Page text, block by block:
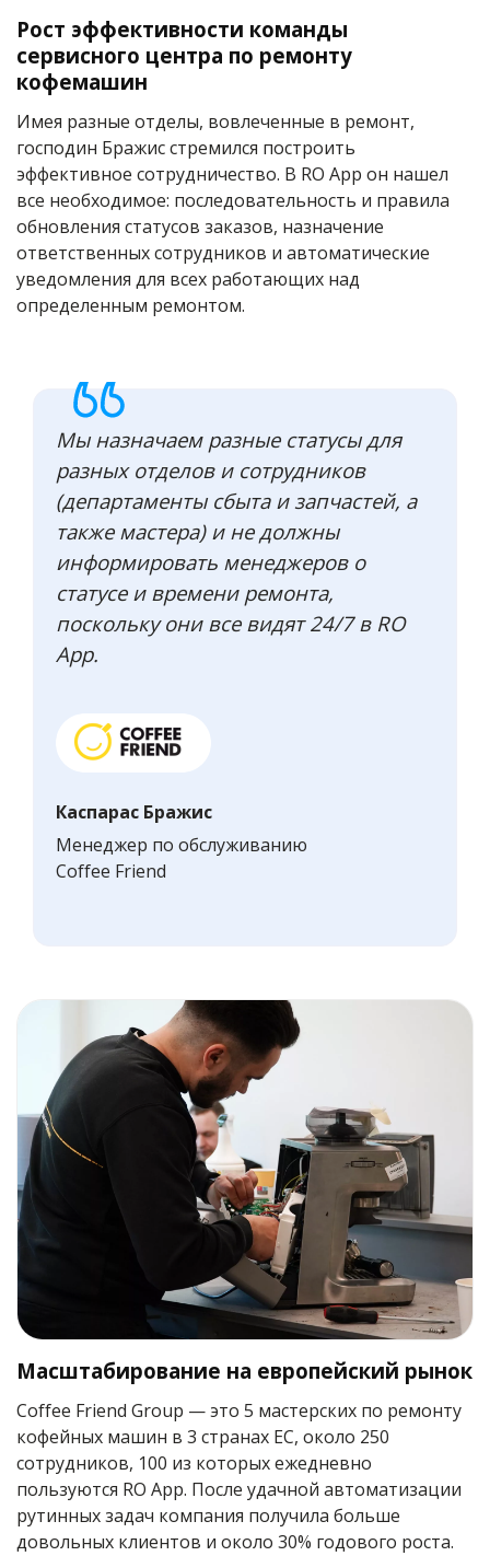
Рост эффективности команды
сервисного центра по ремонту
кофемашин
Имея разные отделы, вовлеченные в ремонт,
господин Бражис стремился построить
эффективное сотрудничество. В RO App он нашел
все необходимое: последовательность и правила
обновления статусов заказов, назначение
ответственных сотрудников и автоматические
уведомления для всех работающих над
определенным ремонтом.
Мы назначаем разные статусы для
разных отделов и сотрудников
(департаменты сбыта и запчастей, а
также мастера) и не должны
информировать менеджеров о
статусе и времени ремонта,
поскольку они все видят 24/7 в RO
App.
Каспарас Бражис
Менеджер по обслуживанию
Coffee Friend
Масштабирование на европейский рынок
Coffee Friend Group — это 5 мастерских по ремонту
кофейных машин в 3 странах ЕС, около 250
сотрудников, 100 из которых ежедневно
пользуются RO App. После удачной автоматизации
рутинных задач компания получила больше
довольных клиентов и около 30% годового роста.